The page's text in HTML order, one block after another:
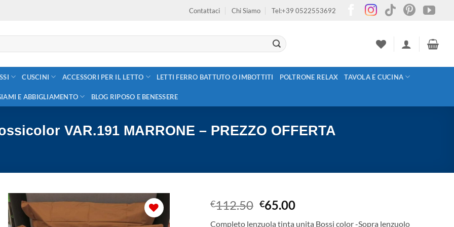
Contattaci Chi Siamo Tel:+39 0522553692
CUSCINI ACCESSORI PER IL LETTO LETTI FERRO BATTUTO O IMBOTTITI POLTRONE RELAX TAVOLA E CUCINA
E ABBIGLIAMENTO BLOG RIPOSO E BENESSERE
VAR.191 MARRONE – PREZZO OFFERTA
€112.50 Il
€65.00Il
Completo lenzuola tinta unita Bossi color -Sopra lenzuolo